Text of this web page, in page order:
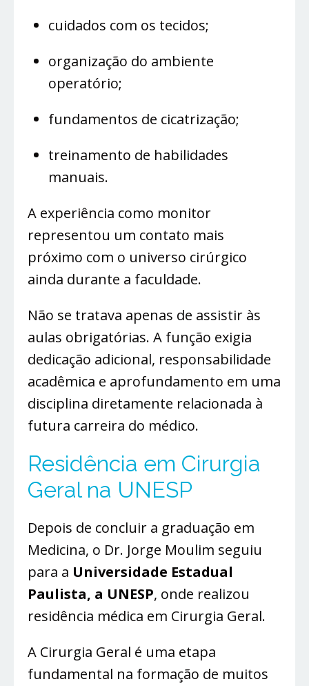
cuidados com os tecidos;
organização do ambiente
operatório;
fundamentos de cicatrização;
treinamento de habilidades
manuais.
A experiência como monitor
representou um contato mais
próximo com o universo cirúrgico
ainda durante a faculdade.
Não se tratava apenas de assistir às
aulas obrigatórias. A função exigia
dedicação adicional, responsabilidade
acadêmica e aprofundamento em uma
disciplina diretamente relacionada à
futura carreira do médico.
Residência em Cirurgia
Geral na UNESP
Depois de concluir a graduação em
Medicina, o Dr. Jorge Moulim seguiu
para a Universidade Estadual
Paulista, a UNESP, onde realizou
residência médica em Cirurgia Geral.
A Cirurgia Geral é uma etapa
fundamental na formação de muitos